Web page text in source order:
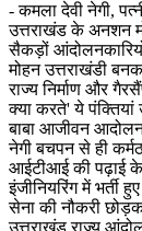
- कमला देवी नेगी,
उत्तराखंड के अनशन
सैकड़ों
मोहन उत्तराखंडी
राज्य निर्माण और
क्या करते' ये पंक्तियां
बाबा आजीवन
नेगी बचपन से ही
आईटीआई की पढ़ाई के
इंजीनियरिंग में भर्ती
सेना की नौकरी